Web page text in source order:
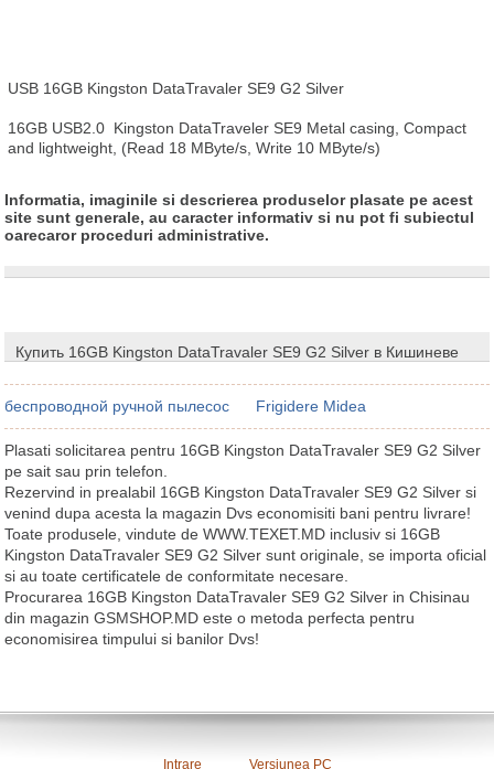
USB 16GB Kingston DataTravaler SE9 G2 Silver
16GB USB2.0  Kingston DataTraveler SE9 Metal casing, Compact
and lightweight, (Read 18 MByte/s, Write 10 MByte/s)
Informatia, imaginile si descrierea produselor plasate pe acest
site sunt generale, au caracter informativ si nu pot fi subiectul
oarecaror proceduri administrative.
Купить 16GB Kingston DataTravaler SE9 G2 Silver в Кишиневе
беспроводной ручной пылесос Frigidere Midea
Plasati solicitarea pentru 16GB Kingston DataTravaler SE9 G2 Silver
pe sait sau prin telefon.
Rezervind in prealabil 16GB Kingston DataTravaler SE9 G2 Silver si
venind dupa acesta la magazin Dvs economisiti bani pentru livrare!
Toate produsele, vindute de WWW.TEXET.MD inclusiv si 16GB
Kingston DataTravaler SE9 G2 Silver sunt originale, se importa oficial
si au toate certificatele de conformitate necesare.
Procurarea 16GB Kingston DataTravaler SE9 G2 Silver in Chisinau
din magazin GSMSHOP.MD este o metoda perfecta pentru
economisirea timpului si banilor Dvs!
Intrare Versiunea PC